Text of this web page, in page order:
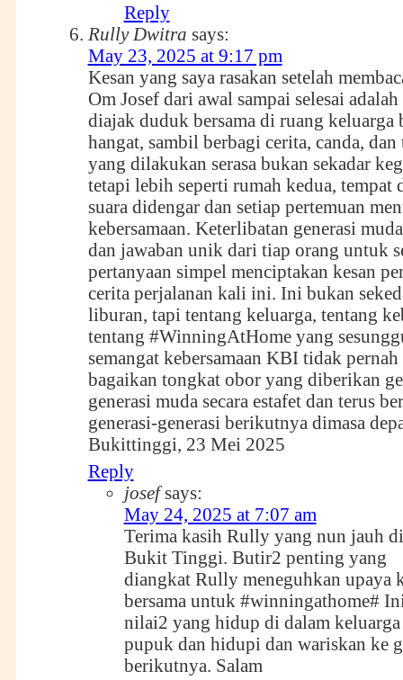
Reply
Rully Dwitra says:
May 23, 2025 at 9:17 pm
Kesan yang saya rasakan setelah
Om Josef dari awal sampai selesai
diajak duduk bersama di ruang keluarga
hangat, sambil berbagi cerita, canda,
yang dilakukan serasa bukan sekadar
tetapi lebih seperti rumah kedua, tempat
suara didengar dan setiap pertemuan
kebersamaan. Keterlibatan generasi
dan jawaban unik dari tiap orang untuk
pertanyaan simpel menciptakan kesan
cerita perjalanan kali ini. Ini bukan
liburan, tapi tentang keluarga, tentang
tentang #WinningAtHome yang
semangat kebersamaan KBI tidak pernah
bagaikan tongkat obor yang diberikan
generasi muda secara estafet dan terus
generasi-generasi berikutnya dimasa
Bukittinggi, 23 Mei 2025
Reply
josef says:
May 24, 2025 at 7:07 am
Terima kasih Rully yang nun jauh di
Bukit Tinggi. Butir2 penting yang
diangkat Rully meneguhkan upaya
bersama untuk #winningathome#
nilai2 yang hidup di dalam
pupuk dan hidupi dan wariskan ke
berikutnya. Salam